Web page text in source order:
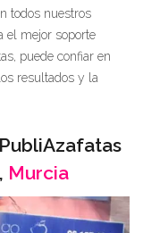
todos nuestros
el mejor soporte
puede confiar en
resultados y la
Murcia